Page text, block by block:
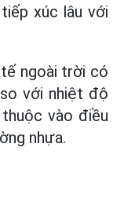
xúc lâu với
ngoài trời có
với nhiệt độ
vào điều
nhựa.